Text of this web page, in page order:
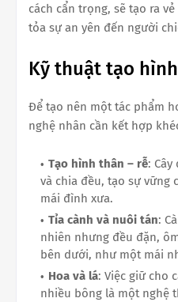
cách cẩn trọng, sẽ tạo ra
tỏa sự an yên đến người
Kỹ thuật tạo
Để tạo nên một tác phẩm
nghệ nhân cần kết hợp
Tạo hình thân – rễ:
và chia đều, tạo sự vững
mái đình xưa.
Tỉa cành và nuôi tán:
nhiên nhưng đều đặn,
bên dưới, như một mái
Hoa và lá: Việc giữ cho
nhiều bông là một nghệ